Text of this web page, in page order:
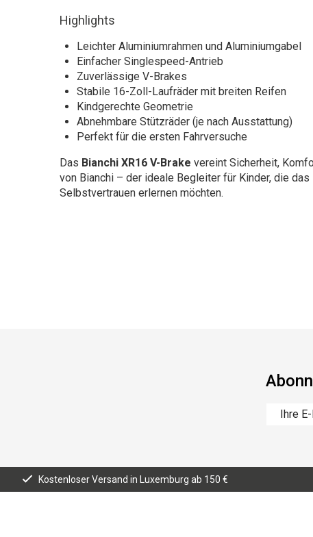
Highlights
Leichter Aluminiumrahmen und Aluminiumgabel
Einfacher Singlespeed-Antrieb
Zuverlässige V-Brakes
Stabile 16-Zoll-Laufräder mit breiten Reifen
Kindgerechte Geometrie
Abnehmbare Stützräder (je nach Ausstattung)
Perfekt für die ersten Fahrversuche
Das Bianchi XR16 V-Brake vereint Sicherheit,
von Bianchi – der ideale Begleiter für Kinder, die das
Selbstvertrauen erlernen möchten.
Kostenloser Versand in Luxemburg ab 150 €